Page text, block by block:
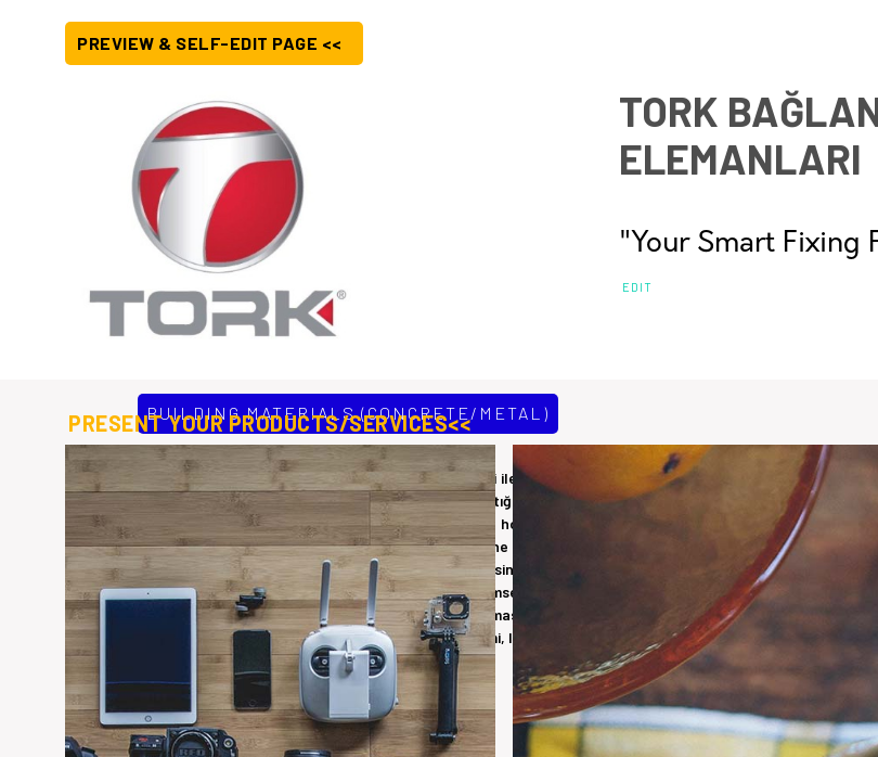
PREVIEW & SELF-EDIT PAGE <<
TORK
ELEMANLARI
"Your Smart Fixing
EDIT
BUILDING MATERIALS (CONCRETE/METAL)
Tork Bağlantı Elemanları 1995 yılında Hortum kelepçesi üretimi ile başladığı serüvenine bugün 10500 m2 faal kapalı
geniş ürün yelpazesi ile 190’dan fazla çalışanı ve 5 kıtaya yaptığı ihracatla sektörüne yön veren örnek bir firma
Yıllık 11000 ton sac ve 1500 tonluk plastik işleme kapasitesiyle hortum, ağır hizmet, havalandırma, boru kelepçesi ve
yanı sıra otomotiv, hırdavat ve sabitleme sistemleri sektörüne verdiği mühendislik hizmetleri ile uluslararası
etmektedir. 2019 yılında Dilovası Makine Organize Sanayi bölgesine yeni yerine taşınan Tork, üretim kapasitesini iki
yatırımları, geliştirdiği yeni ürünlerle müşteri odaklılığını benimseyerek kendini uluslararası alanda ön plana
Bağlantı Elemanları olarak AR-GE sürecinden sevkiyat aşamasına kadar olan bütün süreçler uzman kadro
standartlar temel alınarak ISO 9001:2015 Kalite yönetim sistemi, IATF 16496:2016 Otomotiv Kalite yönetim sistemi ve
sistemi çerçevesinde yönetilmektedir.
EDIT
PRESENT YOUR PRODUCTS/SERVICES<<